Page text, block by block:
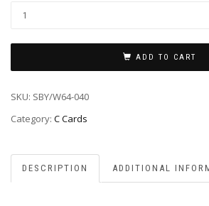
ADD TO CART
SKU: SBY/W64-040
Category: C Cards
DESCRIPTION ADDITIONAL